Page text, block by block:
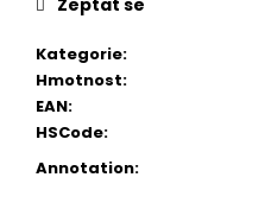
Kategorie:
Hmotnost:
EAN:
HSCode:
Annotation:
e
m
e